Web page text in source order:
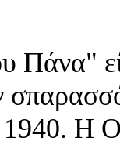
Πάνα"
1940. Η